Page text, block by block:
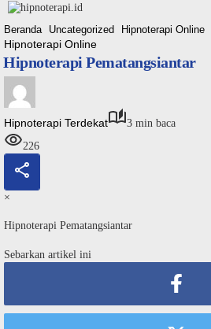
Langsung
konten
Beranda Uncategorized Hipnoterapi Online
Hipnoterapi Online
Hipnoterapi Pematangsiantar
Hipnoterapi Terdekat
3 min baca
226
×
Hipnoterapi Pematangsiantar
Sebarkan artikel ini